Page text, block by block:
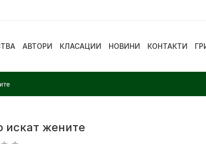
АВТОРИ КЛАСАЦИИ НОВИНИ КОНТАКТИ
искат жените